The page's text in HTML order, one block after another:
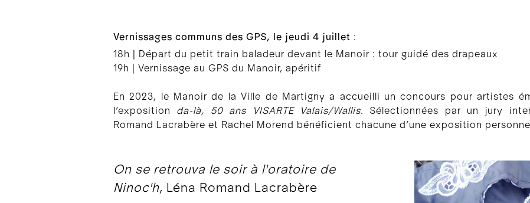
Vernissages communs des GPS, le jeudi 4 juillet :
18h | Départ du petit train baladeur devant le Manoir : tour guidé des drapeaux
19h | Vernissage au GPS du Manoir, apéritif
En 2023, le Manoir de la Ville de Martigny a accueilli un concours pour artistes
l’exposition da-là, 50 ans VISARTE Valais/Wallis. Sélectionnées par un jury
Romand Lacrabère et Rachel Morend bénéficient chacune d’une exposition
On se retrouva le soir à l'oratoire de
Ninoc'h, Léna Romand Lacrabère